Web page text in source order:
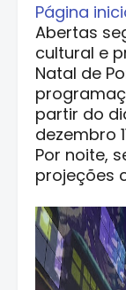
Página
Abertas
cultural e
Natal de
partir do
dezembro
Por noite,
projeções